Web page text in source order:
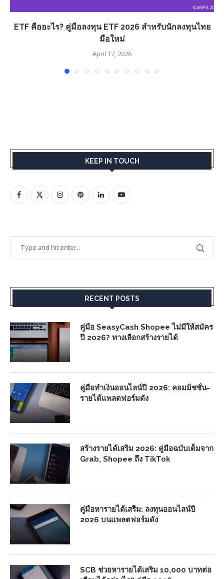
ETF คืออะไร? คู่มือลงทุน ETF 2026 สำหรับนักลงทุนไทย
มือใหม่
April 17, 2026
KEEP IN TOUCH
RECENT POSTS
คู่มือ SeasyCash Shopee ไม่มีให้สมัคร
ปี 2026? ทางเลือกสร้างรายได้
คู่มือทำเงินออนไลน์ปี 2026: คอมมิชชั่น-
รายได้แพลตฟอร์มดัง
สร้างรายได้เสริม 2026: คู่มือฉบับเต็มจาก
Grab, Shopee ถึง TikTok
คู่มือหารายได้เสริม: ลงทุนออนไลน์ปี
2026 บนแพลตฟอร์มดัง
SCB ช่วยหารายได้เสริม 10,000 บาทต่อ